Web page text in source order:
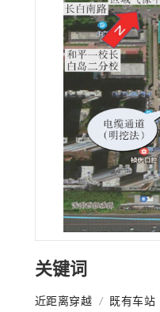
关键词
近距离穿越 / 既有车站